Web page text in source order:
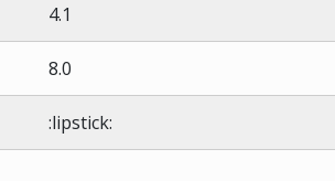
4.1
8.0
:lipstick: